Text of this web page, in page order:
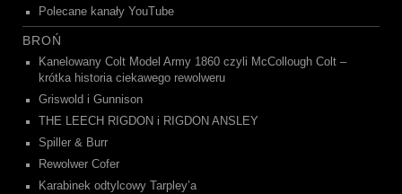
Polecane kanały YouTube
BROŃ
Kanelowany Colt Model Army 1860 czyli McCollough Colt –
krótka historia ciekawego rewolweru
Griswold i Gunnison
THE LEECH RIGDON i RIGDON ANSLEY
Spiller & Burr
Rewolwer Cofer
Karabinek odtylcowy Tarpley’a